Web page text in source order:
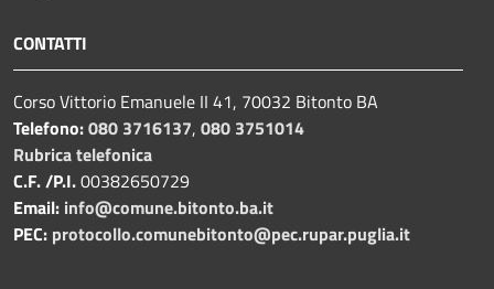
CONTATTI
Corso Vittorio Emanuele II 41, 70032 Bitonto BA
Telefono:080 3716137, 080 3751014
Rubrica telefonica
C.F. /P.I.00382650729
Email: info@comune.bitonto.ba.it
PEC: protocollo.comunebitonto@pec.rupar.puglia.it